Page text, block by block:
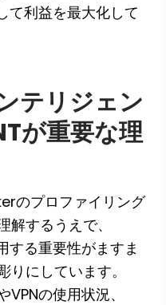
て利益を最大化して
テリジェン
が重要な理
のプロファイリング
するうえで、
する重要性がますま
にしています。
の使用状況、